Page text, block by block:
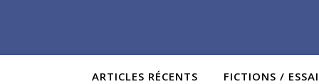
ARTICLES RÉCENTS FICTIONS /